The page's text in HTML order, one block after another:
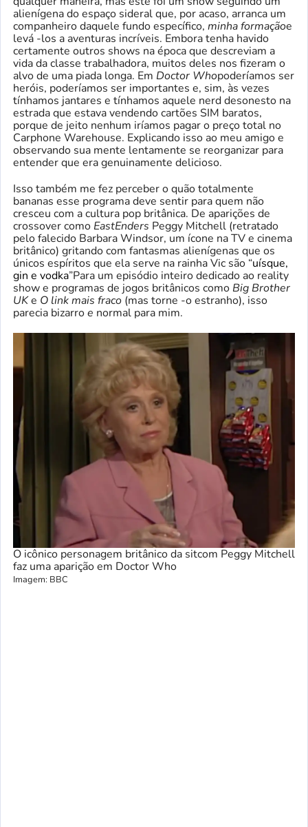
alienígena do espaço sideral que, por acaso, arranca um
companheiro daquele fundo específico, minha formaçãoe
levá -los a aventuras incríveis. Embora tenha havido
certamente outros shows na época que descreviam a
vida da classe trabalhadora, muitos deles nos fizeram o
alvo de uma piada longa. Em Doctor Whopoderíamos ser
heróis, poderíamos ser importantes e, sim, às vezes
tínhamos jantares e tínhamos aquele nerd desonesto na
estrada que estava vendendo cartões SIM baratos,
porque de jeito nenhum iríamos pagar o preço total no
Carphone Warehouse. Explicando isso ao meu amigo e
observando sua mente lentamente se reorganizar para
entender que era genuinamente delicioso.
Isso também me fez perceber o quão totalmente
bananas esse programa deve sentir para quem não
cresceu com a cultura pop britânica. De aparições de
crossover como EastEnders Peggy Mitchell (retratado
pelo falecido Barbara Windsor, um ícone na TV e cinema
britânico) gritando com fantasmas alienígenas que os
únicos espíritos que ela serve na rainha Vic são “uísque,
gin e vodka”Para um episódio inteiro dedicado ao reality
show e programas de jogos britânicos como Big Brother
UKe O link mais fraco (mas torne -o estranho), isso
parecia bizarroe normal para mim.
O icônico personagem britânico da sitcom Peggy Mitchell
faz uma aparição em Doctor Who
Imagem: BBC